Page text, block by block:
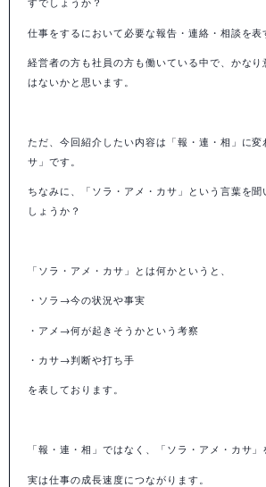
仕事をするにおいて必要な報告・連絡・相談を表
経営者の方も社員の方も働いている中で、かな
はないかと思います。
ただ、今回紹介したい内容は「報・連・相」に変
サ」です。
ちなみに、
「ソラ・アメ・カサ」という言葉を
しょうか？
「ソラ・アメ・カサ」とは何かというと、
・ソラ→今の状況や事実
・アメ→何が起きそうかという考察
・カサ→判断や打ち手
を表しております。
「報・連・相」ではなく、「ソラ・アメ・カサ
実は仕事の成長速度につながります。